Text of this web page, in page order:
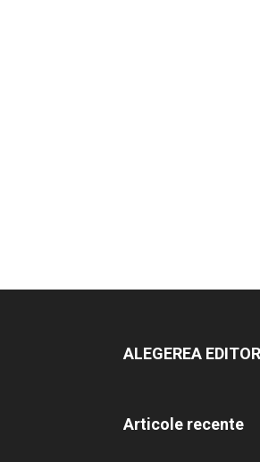
ALEGEREA
Articole recente